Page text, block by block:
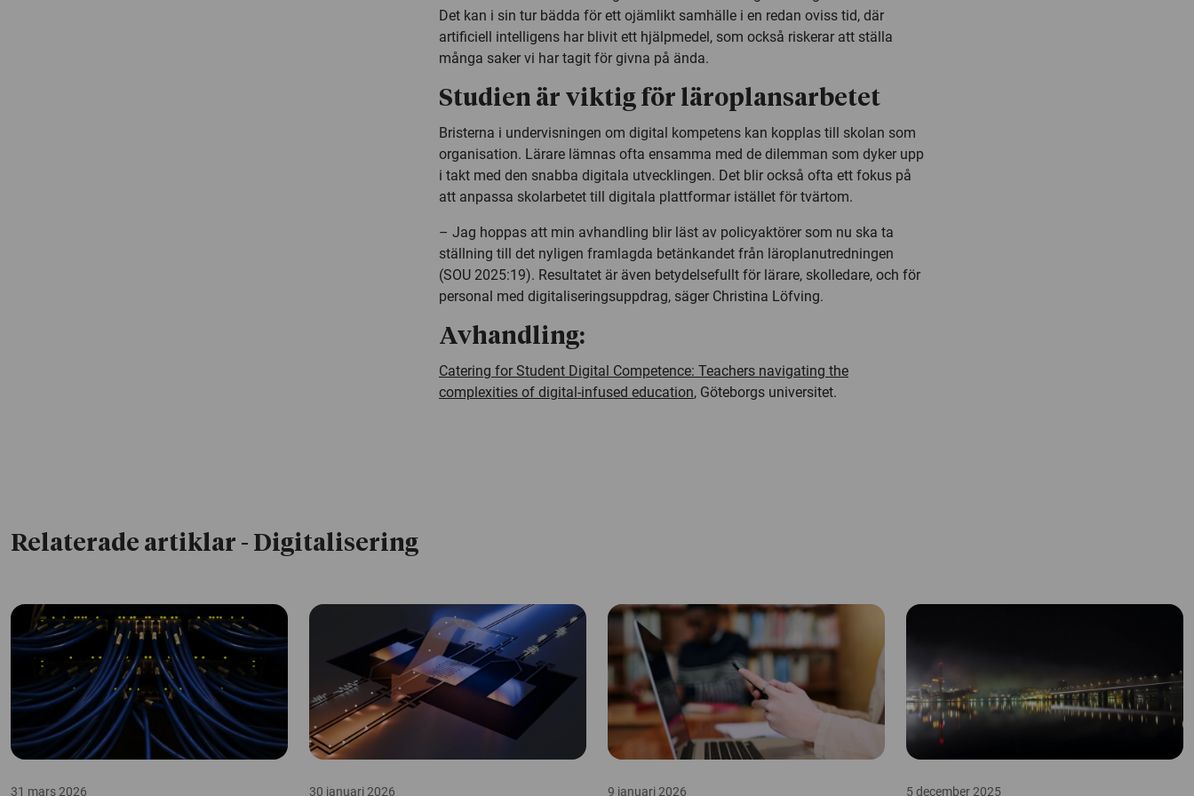
Det kan i sin tur bädda för ett ojämlikt samhälle i en redan oviss tid, där
artificiell intelligens har blivit ett hjälpmedel, som också riskerar att ställa
många saker vi har tagit för givna på ända.
Studien är viktig för läroplansarbetet
Bristerna i undervisningen om digital kompetens kan kopplas till skolan som
organisation. Lärare lämnas ofta ensamma med de dilemman som dyker upp
i takt med den snabba digitala utvecklingen. Det blir också ofta ett fokus på
att anpassa skolarbetet till digitala plattformar istället för tvärtom.
– Jag hoppas att min avhandling blir läst av policyaktörer som nu ska ta
ställning till det nyligen framlagda betänkandet från läroplanutredningen
(SOU 2025:19). Resultatet är även betydelsefullt för lärare, skolledare, och för
personal med digitaliseringsuppdrag, säger Christina Löfving.
Avhandling:
Catering for Student Digital Competence: Teachers navigating the
complexities of digital-infused education, Göteborgs universitet.
Relaterade artiklar - Digitalisering
31 mars 2026 30 januari 2026 9 januari 2026 5 december 2025